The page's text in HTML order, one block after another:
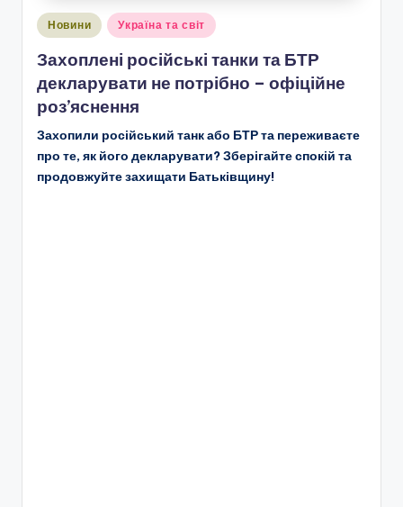
Опубліковано
Новини Україна та світ
Захоплені російські танки та БТР
декларувати не потрібно – офіційне
роз’яснення
Захопили російський танк або БТР та переживаєте
про те, як його декларувати? Зберігайте спокій та
продовжуйте захищати Батьківщину!